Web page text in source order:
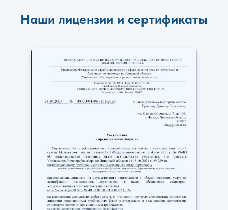
Наши лицензии и сертификаты